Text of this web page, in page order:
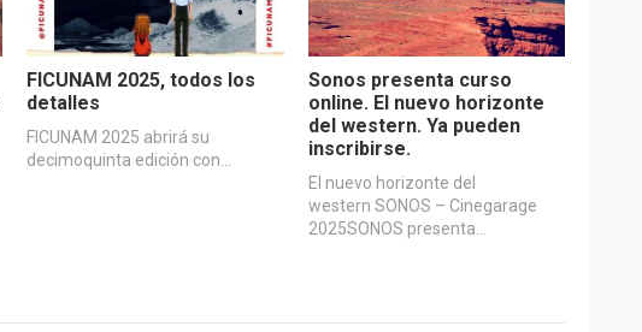
FICUNAM 2025, todos los
detalles
FICUNAM 2025 abrirá su
decimoquinta edición con…
Sonos presenta curso
online. El nuevo horizonte
del western. Ya pueden
inscribirse.
El nuevo horizonte del
western SONOS – Cinegarage
2025SONOS presenta…